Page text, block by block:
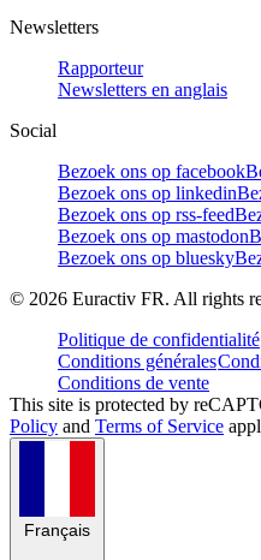
Newsletters
Rapporteur
Newsletters en anglais
Social
Bezoek ons op facebook
Bezoek ons op linkedin
Bezoek ons op rss-feed
Bezoek ons op mastodon
Bezoek ons op bluesky
© 2026 Euractiv FR. All rights
Politique de confidentialité
Conditions générales
Conditions de vente
This site is protected by
Policy and Terms of Service
Français